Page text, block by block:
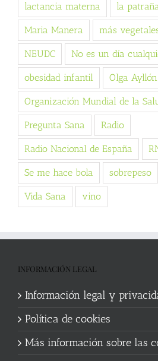
lactancia materna la
Maria Manera más
NEUDC No es un día
obesidad infantil Olga Ayllón
Organización Mundial de la
Pregunta Sana Radio
Radio Nacional de España
Se me hace bola sobrepeso
Vida Sana vino
INFORMACIÓN LEGAL
Información legal y
Política de cookies
Más información sobre las